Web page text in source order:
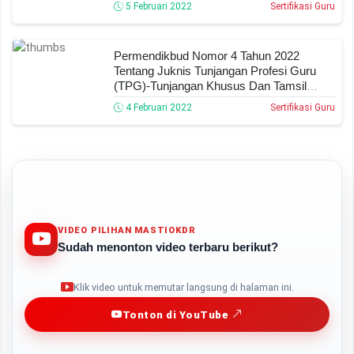
5 Februari 2022 Sertifikasi Guru
Permendikbud Nomor 4 Tahun 2022
Tentang Juknis Tunjangan Profesi Guru
(TPG)-Tunjangan Khusus Dan Tamsil
Guru ASN Tahun 2022
4 Februari 2022 Sertifikasi Guru
VIDEO PILIHAN MASTIOKDR
Sudah menonton video terbaru berikut?
Klik video untuk memutar langsung di halaman ini.
Tonton di YouTube